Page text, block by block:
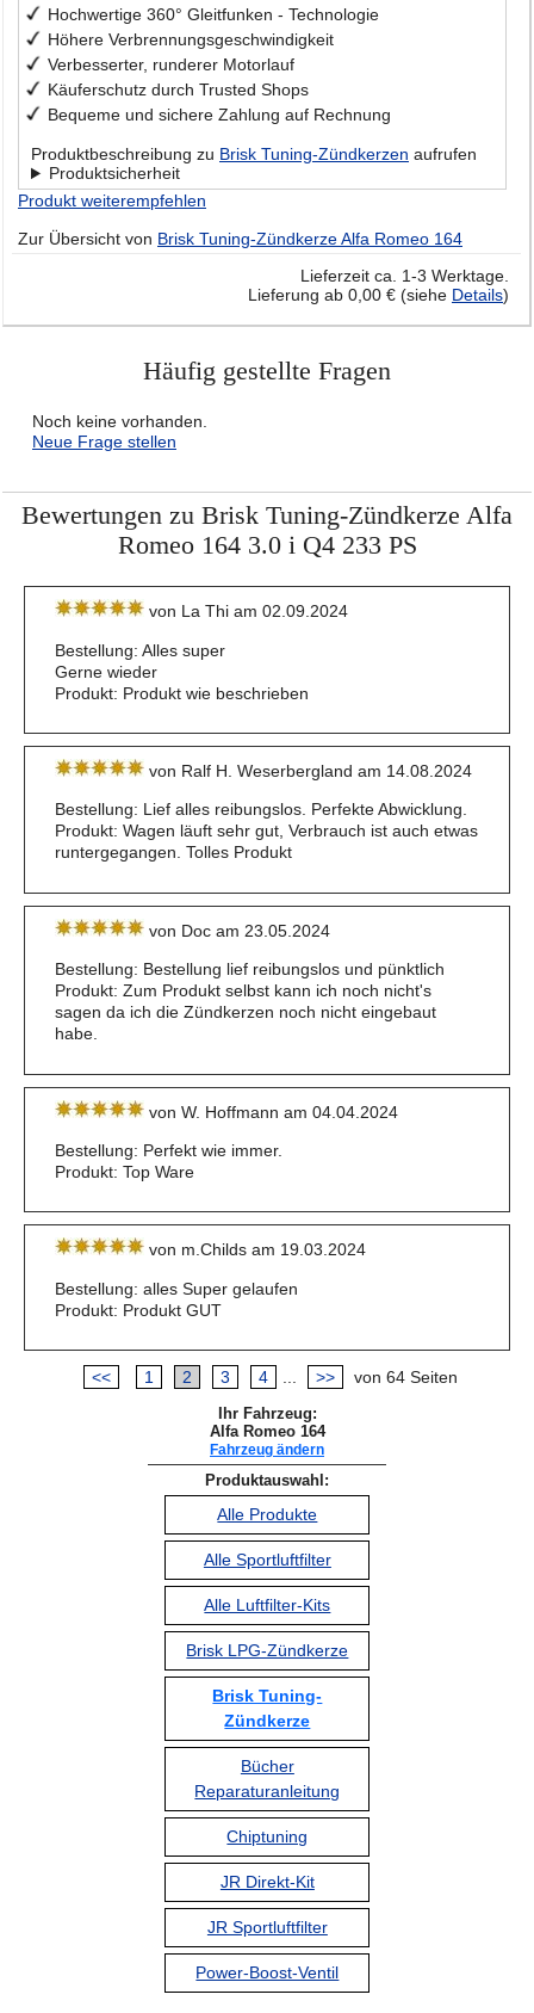
Hochwertige 360° Gleitfunken - Technologie
Höhere Verbrennungsgeschwindigkeit
Verbesserter, runderer Motorlauf
Käuferschutz durch Trusted Shops
Bequeme und sichere Zahlung auf Rechnung
Produktbeschreibung zu Brisk Tuning-Zündkerzen aufrufen
Produktsicherheit
Produkt weiterempfehlen
Zur Übersicht von Brisk Tuning-Zündkerze Alfa Romeo 164
Lieferzeit ca. 1-3 Werktage.
Lieferung ab 0,00 € (siehe Details)
Häufig gestellte Fragen
Noch keine vorhanden.
Neue Frage stellen
Bewertungen zu Brisk Tuning-Zündkerze Alfa
Romeo 164 3.0 i Q4 233 PS
von La Thi am 02.09.2024
Bestellung: Alles super
Gerne wieder
Produkt: Produkt wie beschrieben
von Ralf H. Weserbergland am 14.08.2024
Bestellung: Lief alles reibungslos. Perfekte Abwicklung.
Produkt: Wagen läuft sehr gut, Verbrauch ist auch etwas
runtergegangen. Tolles Produkt
von Doc am 23.05.2024
Bestellung: Bestellung lief reibungslos und pünktlich
Produkt: Zum Produkt selbst kann ich noch nicht's
sagen da ich die Zündkerzen noch nicht eingebaut
habe.
von W. Hoffmann am 04.04.2024
Bestellung: Perfekt wie immer.
Produkt: Top Ware
von m.Childs am 19.03.2024
Bestellung: alles Super gelaufen
Produkt: Produkt GUT
<< 1 2 3 4 ... >> von 64 Seiten
Ihr Fahrzeug:
Alfa Romeo 164
Fahrzeug ändern
Produktauswahl:
Alle Produkte
Alle Sportluftfilter
Alle Luftfilter-Kits
Brisk LPG-Zündkerze
Brisk Tuning-
Zündkerze
Bücher
Reparaturanleitung
Chiptuning
JR Direkt-Kit
JR Sportluftfilter
Power-Boost-Ventil